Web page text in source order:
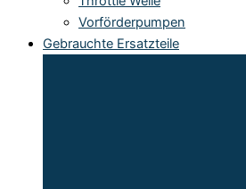
Vorförderpumpen
Gebrauchte Ersatzteile